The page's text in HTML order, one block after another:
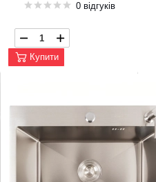
0 відгуків
Купити